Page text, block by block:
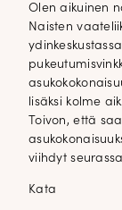
Olen aikuinen
Naisten
lisäksi kolme
Toivon, että
viihdyt
Kata